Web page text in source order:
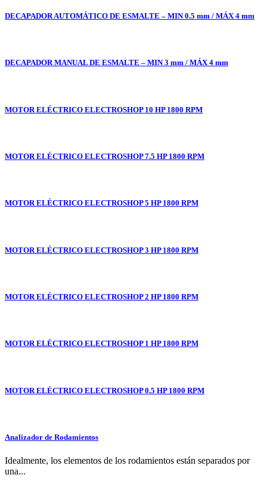
DECAPADOR AUTOMÁTICO DE ESMALTE – MIN 0.5 mm / MÁX 4 mm
DECAPADOR MANUAL DE ESMALTE – MIN 3 mm / MÁX 4 mm
MOTOR ELÉCTRICO ELECTROSHOP 10 HP 1800 RPM
MOTOR ELÉCTRICO ELECTROSHOP 7.5 HP 1800 RPM
MOTOR ELÉCTRICO ELECTROSHOP 5 HP 1800 RPM
MOTOR ELÉCTRICO ELECTROSHOP 3 HP 1800 RPM
MOTOR ELÉCTRICO ELECTROSHOP 2 HP 1800 RPM
MOTOR ELÉCTRICO ELECTROSHOP 1 HP 1800 RPM
MOTOR ELÉCTRICO ELECTROSHOP 0.5 HP 1800 RPM
Analizador de Rodamientos
Idealmente, los elementos de los rodamientos están separados por
una...